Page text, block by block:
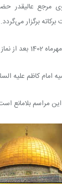
مرجع عالیقدر
برگزار می‌گردد.
امام کاظم علیه
مراسم بلامانع